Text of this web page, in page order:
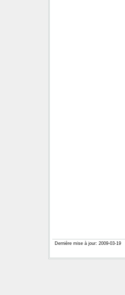
Dernière mise à jour: 2009-03-19